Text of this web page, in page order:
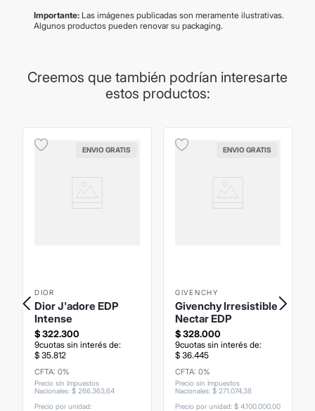
Importante: Las imágenes publicadas son meramente ilustrativas.
Algunos productos pueden renovar su packaging.
Creemos que también podrían interesarte
estos productos:
ENVIO GRATIS
DIOR
Dior J'adore EDP
Intense
$322.300
9cuotas sin interés de:
$ 35.812
CFTA: 0%
Precio sin Impuestos
Nacionales: $ 26636364
Precio por unidad:
ENVIO GRATIS
GIVENCHY
Givenchy Irresistible
Nectar EDP
$328.000
9cuotas sin interés de:
$ 36.445
CFTA: 0%
Precio sin Impuestos
Nacionales: $ 271 07438
Precio por unidad: $ 4.100.000,00